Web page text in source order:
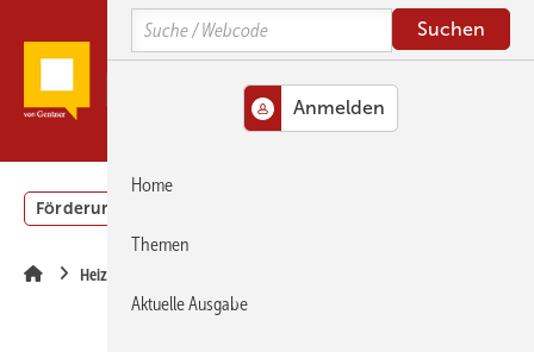
zum
zum
Förderung
Heizungstechnik
Search
Home
Themen
Aktuelle Ausgabe